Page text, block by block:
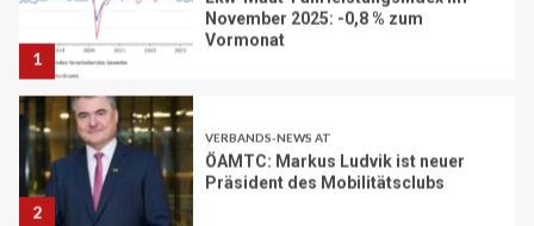
2
ÖAMTC: Markus Ludvik ist neuer
Präsident des Mobilitätsclubs
3
ÖV-NEWS CH
Neue Billettautomaten mit
Informationen in Echtzeit